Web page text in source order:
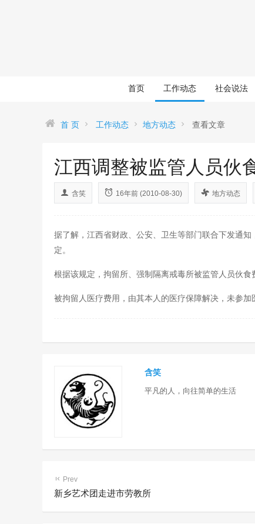
首页 工作动态 社会说法
首 页 工作动态 地方动态 查看文章
江西调整被监管人员伙
含笑 16年前 (2010-08-30) 地方动态
据了解，江西省财政、公安、卫生等部门联合下发通
定。
根据该规定，拘留所、强制隔离戒毒所被监管人员伙食
被拘留人医疗费用，由其本人的医疗保障解决，未参加
含笑
平凡的人，向往简单的生活
Prev
新乡艺术团走进市劳教所